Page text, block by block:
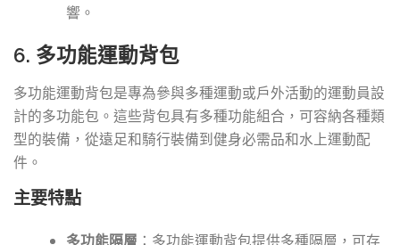
響。
6. 多功能運動背包
多功能運動背包是專為參與多種運動或戶外活動的運動員設
計的多功能包。這些背包具有多種功能組合，可容納各種類
型的裝備，從遠足和騎行裝備到健身必需品和水上運動配
件。
主要特點
多功能隔層 ：多功能運動背包提供多種隔層，可存